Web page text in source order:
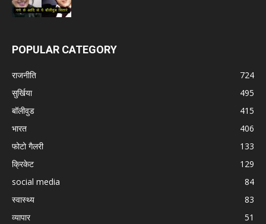
POPULAR CATEGORY
राजनीति
724
सुर्खिया
495
बॉलीवुड
415
भारत
406
फोटो गैलरी
133
क्रिकेट
129
social media
84
स्वास्थ्य
83
व्यापार
51